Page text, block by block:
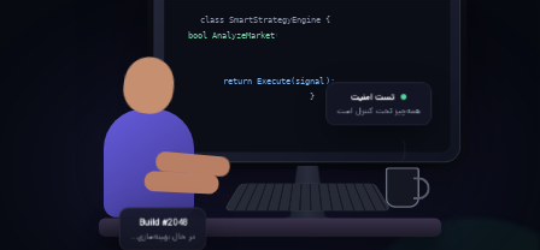
class SmartStrategyEngine {
bool AnalyzeMarket() {
return Execute(signal);
}
تست امنیت
همه‌چیز تحت کنترل است
Build #2048
در حال بهینه‌سازی...